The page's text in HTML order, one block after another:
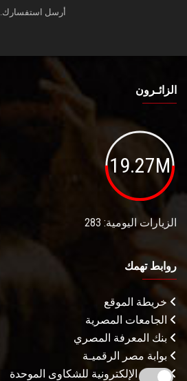
أرسل استفسارك.
الزائـرون
19.27M
الزيارات اليومية: 283
روابط تهمك
خريطة الموقع
الجامعات المصرية
بنك المعرفة المصري
بوابة مصر الرقميـة
البوابة الإلكترونية للشكاوى الموحدة